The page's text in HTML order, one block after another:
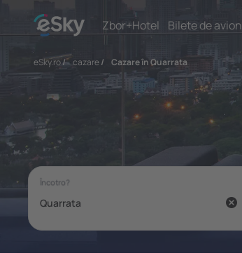
Zbor+Hotel Bilete de avion
eSky.ro/ cazare/ Cazare în Quarrata